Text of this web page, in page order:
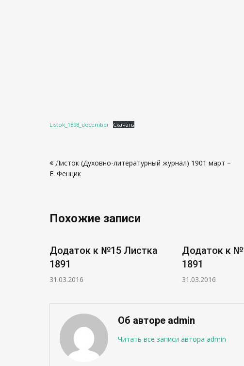
Listok_1898_december Скачать
поЛисток (Духовно-литературный журнал) 1901 март –
Е. Фенцик
Похожие записи
Додаток к №15 Листка
1891
31.03.2016
Додаток к
1891
31.03.2016
Об авторе admin
Читать все записи автора admin